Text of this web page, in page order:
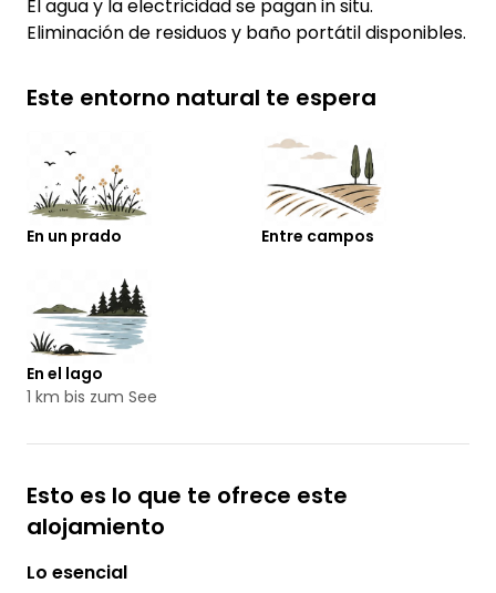
El agua y la electricidad se pagan in situ.
Eliminación de residuos y baño portátil disponibles.
Este entorno natural te espera
En un prado Entre campos
En el lago
1 km bis zum See
Esto es lo que te ofrece este
alojamiento
Lo esencial